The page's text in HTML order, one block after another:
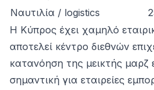
Ναυτιλία / logistics
Η Κύπρος έχει χαμηλό
αποτελεί κέντρο διεθνών
κατανόηση της μεικτής μαρζ
σημαντική για εταιρείες